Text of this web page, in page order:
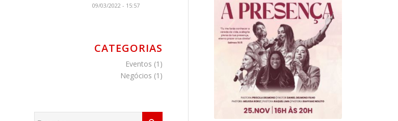
09/03/2022 - 15:57
CATEGORIAS
Eventos (1)
Negócios (1)